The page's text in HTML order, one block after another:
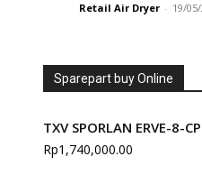
Retail Air Dryer - 19/
Sparepart buy Online
TXV SPORLAN ERVE-8-
Rp1,740,000.00